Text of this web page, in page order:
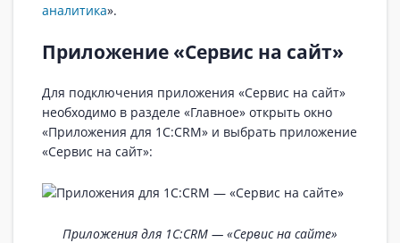
аналитика».
Приложение «Сервис на сайт»
Для подключения приложения «Сервис на сайт»
необходимо в разделе «Главное» открыть окно
«Приложения для 1С:CRM» и выбрать приложение
«Сервис на сайт»:
Приложения для 1С:CRM — «Сервис на сайте»